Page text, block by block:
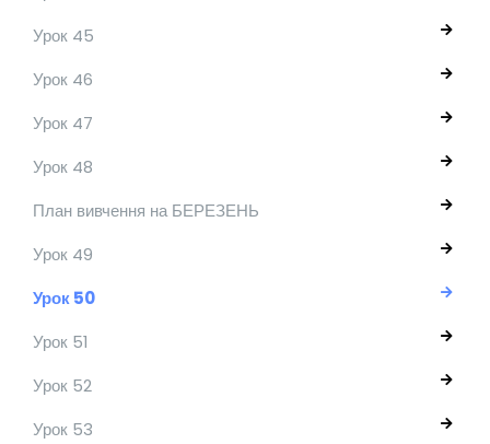
Урок 45
Урок 46
Урок 47
Урок 48
План вивчення на БЕРЕЗЕНЬ
Урок 49
Урок 50
Урок 51
Урок 52
Урок 53